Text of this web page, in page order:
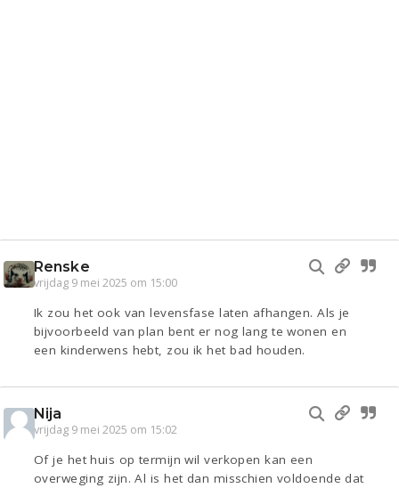
Renske
vrijdag 9 mei 2025 om 15:00
Ik zou het ook van levensfase laten afhangen. Als je
bijvoorbeeld van plan bent er nog lang te wonen en
een kinderwens hebt, zou ik het bad houden.
Nija
vrijdag 9 mei 2025 om 15:02
Of je het huis op termijn wil verkopen kan een
overweging zijn. Al is het dan misschien voldoende dat